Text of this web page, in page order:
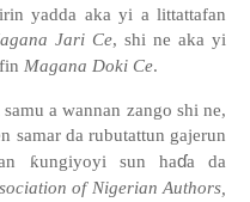
yadda aka yi a littattafan
Jari Ce, shi ne aka yi
Magana Doki Ce.
a wannan zango shi ne,
samar da rubutattun gajerun
ƙungiyoyi sun haɗa da
of Nigerian Authors,